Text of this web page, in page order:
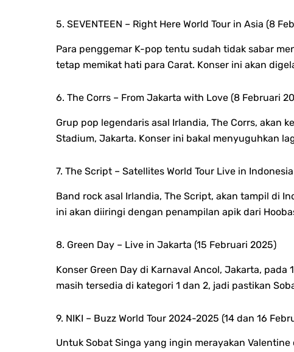
5. SEVENTEEN – Right Here World Tour in Asia (8
Para penggemar K-pop tentu sudah tidak sabar
tetap memikat hati para Carat. Konser ini akan
6. The Corrs – From Jakarta with Love (8 Februari
Grup pop legendaris asal Irlandia, The Corrs, akan
Stadium, Jakarta. Konser ini bakal menyuguhkan
7. The Script – Satellites World Tour Live in
Band rock asal Irlandia, The Script, akan tampil di
ini akan diiringi dengan penampilan apik dari
8. Green Day – Live in Jakarta (15 Februari 2025)
Konser Green Day di Karnaval Ancol, Jakarta,
masih tersedia di kategori 1 dan 2, jadi pastikan
9. NIKI – Buzz World Tour 2024-2025 (14 dan 16
Untuk Sobat Singa yang ingin merayakan